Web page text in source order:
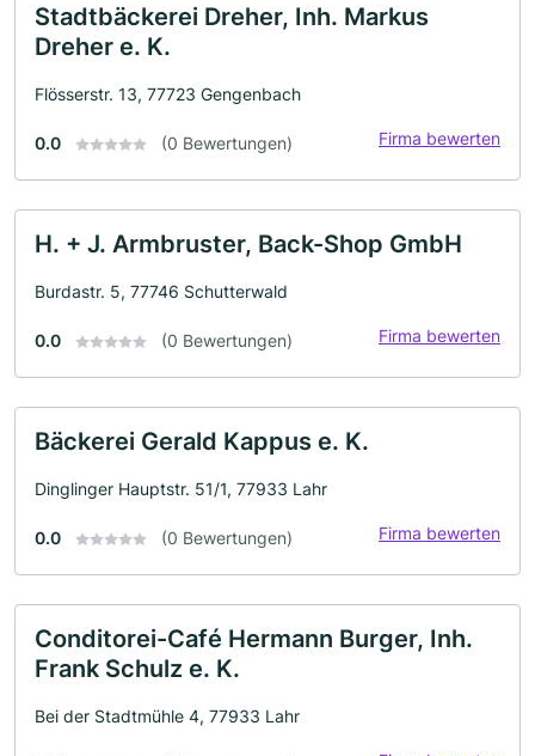
Stadtbäckerei Dreher, Inh. Markus
Dreher e. K.
Flösserstr. 13, 77723 Gengenbach
0.0 (0 Bewertungen) Firma bewerten
H. + J. Armbruster, Back-Shop GmbH
Burdastr. 5, 77746 Schutterwald
0.0 (0 Bewertungen) Firma bewerten
Bäckerei Gerald Kappus e. K.
Dinglinger Hauptstr. 51/1, 77933 Lahr
0.0 (0 Bewertungen) Firma bewerten
Conditorei-Café Hermann Burger, Inh.
Frank Schulz e. K.
Bei der Stadtmühle 4, 77933 Lahr